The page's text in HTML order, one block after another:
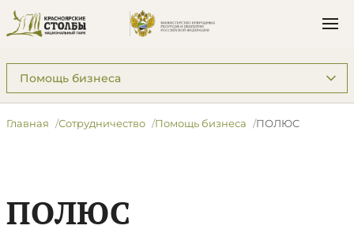
Подразделы: Сотрудничество
Главная Сотрудничество Помощь бизнеса ПОЛЮС
ПОЛЮС